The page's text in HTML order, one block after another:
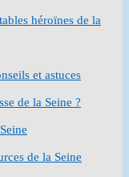
héroïnes de la
et astuces
de la Seine ?
de la Seine